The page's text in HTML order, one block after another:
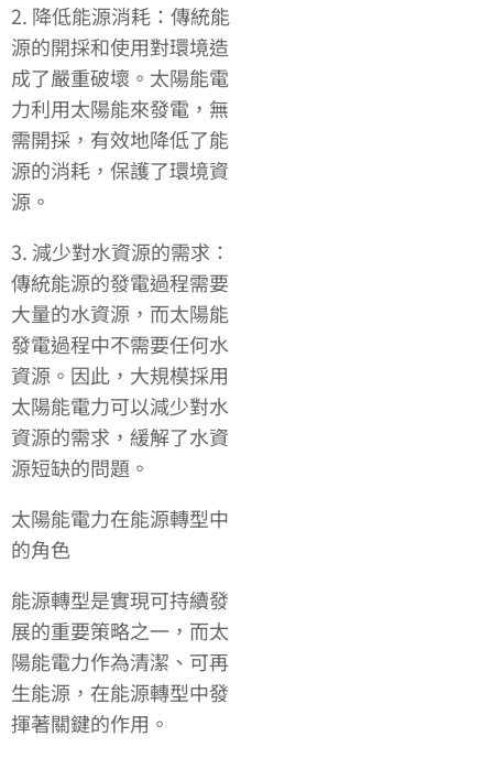
2. 降低能源消耗：傳統能
源的開採和使用對環境造
成了嚴重破壞。太陽能電
力利用太陽能來發電，無
需開採，有效地降低了能
源的消耗，保護了環境資
源。
3. 減少對水資源的需求：
傳統能源的發電過程需要
大量的水資源，而太陽能
發電過程中不需要任何水
資源。因此，大規模採用
太陽能電力可以減少對水
資源的需求，緩解了水資
源短缺的問題。
太陽能電力在能源轉型中
的角色
能源轉型是實現可持續發
展的重要策略之一，而太
陽能電力作為清潔、可再
生能源，在能源轉型中發
揮著關鍵的作用。